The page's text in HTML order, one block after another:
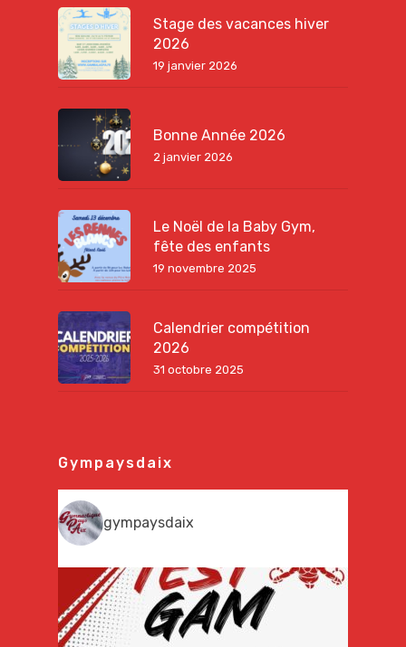
Stage des vacances hiver
2026
19 janvier 2026
Bonne Année 2026
2 janvier 2026
Le Noël de la Baby Gym,
fête des enfants
19 novembre 2025
Calendrier compétition
2026
31 octobre 2025
Gympaysdaix
gympaysdaix